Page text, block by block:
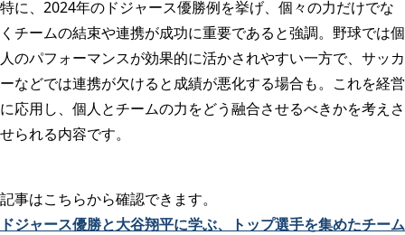
特に、2024年のドジャース優勝例を挙げ、個々の力だけでな
くチームの結束や連携が成功に重要であると強調。野球では個
人のパフォーマンスが効果的に活かされやすい一方で、サッカ
ーなどでは連携が欠けると成績が悪化する場合も。これを経営
に応用し、個人とチームの力をどう融合させるべきかを考えさ
せられる内容です。
記事はこちらから確認できます。
ドジャース優勝と大谷翔平に学ぶ、トップ選手を集めたチーム